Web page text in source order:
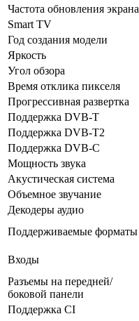
Частота обновления экрана
Smart TV
Год создания модели
Яркость
Угол обзора
Время отклика пикселя
Прогрессивная развертка
Поддержка DVB-T
Поддержка DVB-T2
Поддержка DVB-C
Мощность звука
Акустическая система
Объемное звучание
Декодеры аудио
Поддерживаемые форматы
Входы
Разъемы на передней/
боковой панели
Поддержка CI